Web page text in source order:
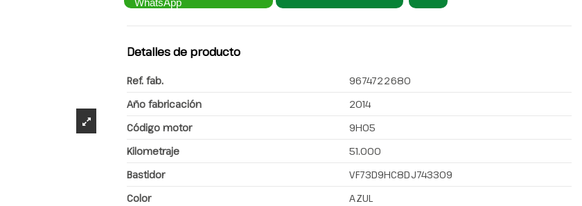
Detalles de producto
Ref. fab.
9674722680
Año fabricación
2014
Código motor
9H05
Kilometraje
51.000
Bastidor
VF73D9HC8DJ743309
Color
AZUL